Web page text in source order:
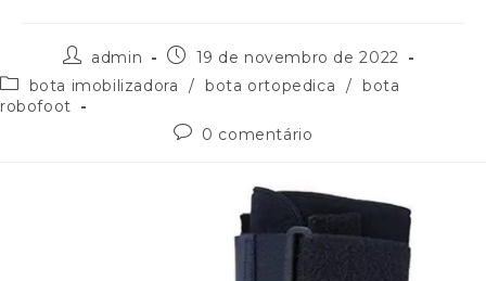
admin
19 de novembro de 2022
bota imobilizadora
/ bota ortopedica / bota
robofoot
0 comentário